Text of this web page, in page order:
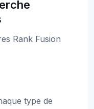
Rank Fusion
type de